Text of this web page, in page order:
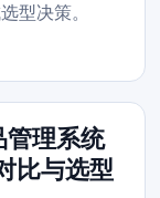
型决策。
理系统
比与选型